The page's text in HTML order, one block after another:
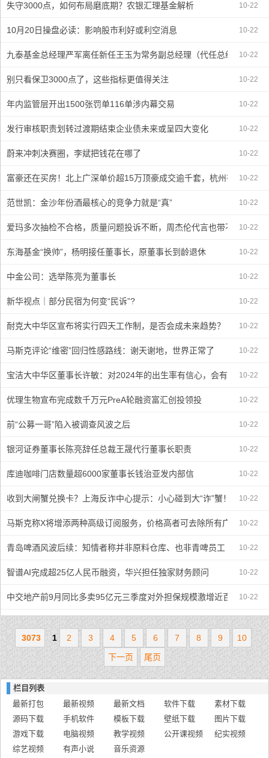
失守3000点，如何布局磨底期？农银汇理基金解析 10-22
10月20日操盘必读：影响股市利好或利空消息 10-22
九泰基金总经理严军离任新任王玉为常务副总经理（代任总经理）
10-22
别只看保卫3000点了，这些指标更值得关注 10-22
年内监管层开出1500张罚单116单涉内幕交易 10-22
发行审核职责划转过渡期结束企业债未来或呈四大变化 10-22
蔚来冲刺决赛圈，李斌把钱花在哪了 10-22
富豪还在买房！北上广深单价超15万顶豪成交逾千套，杭州有豪宅拍
10-22
范世凯：金沙年份酒最核心的竞争力就是“真” 10-22
爱玛多次抽检不合格，质量问题投诉不断，周杰伦代言也带不动？
10-22
东海基金“换帅”，杨明接任董事长，原董事长到龄退休 10-22
中金公司：选举陈亮为董事长 10-22
新华视点｜部分民宿为何变“民诉”? 10-22
耐克大中华区宣布将实行四天工作制，是否会成未来趋势？ 10-22
马斯克评论“维密”回归性感路线：谢天谢地，世界正常了 10-22
宝洁大中华区董事长许敏：对2024年的出生率有信心，会有更多龙宝
10-22
优理生物宣布完成数千万元PreA轮融资富汇创投领投 10-22
前“公募一哥”陷入被调查风波之后 10-22
银河证券董事长陈亮辞任总裁王晟代行董事长职责 10-22
库迪咖啡门店数量超6000家董事长钱治亚发内部信 10-22
收到大闸蟹兑换卡？上海反诈中心提示：小心碰到大“诈”蟹！ 10-22
马斯克称X将增添两种高级订阅服务，价格高者可去除所有广告 10-22
青岛啤酒风波后续：知情者称并非原料仓库、也非青啤员工 10-22
智谱AI完成超25亿人民币融资，华兴担任独家财务顾问 10-22
中交地产前9月同比多卖95亿元三季度对外担保规模激增近百亿 10-22
3073 1 2 3 4 5 6 7 8 9
10
下一页
尾页
栏目列表
最新打包
最新视频 最新文档 软件下载
素材下载
源码下载
手机软件 模板下载 壁纸下载
图片下载
游戏下载
电脑视频 教学视频 公开课视频
纪实视频
综艺视频
有声小说 音乐资源